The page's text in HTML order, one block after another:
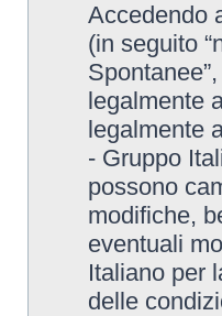
Accedendo
(in seguito
legalmente
legalmente
- Gruppo
possono
modifiche,
eventuali
Italiano per
delle